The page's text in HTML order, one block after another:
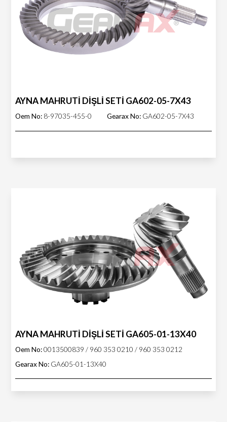
AYNA MAHRUTİ DİŞLİ SETİ GA602-05-7X43
Oem No: 8-97035-455-0 Gearax No: GA602-05-7X43
AYNA MAHRUTİ DİŞLİ SETİ GA605-01-13X40
Oem No:0013500839 / 960 353 0210 / 960 353 0212
Gearax No: GA605-01-13X40